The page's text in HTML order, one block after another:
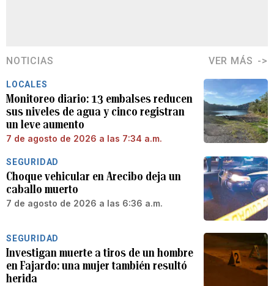
NOTICIAS VER MÁS
LOCALES
Monitoreo diario: 13 embalses reducen
sus niveles de agua y cinco registran
un leve aumento
7 de agosto de 2026 a las 7:34 a.m.
SEGURIDAD
Choque vehicular en Arecibo deja un
caballo muerto
7 de agosto de 2026 a las 6:36 a.m.
SEGURIDAD
Investigan muerte a tiros de un hombre
en Fajardo: una mujer también resultó
herida